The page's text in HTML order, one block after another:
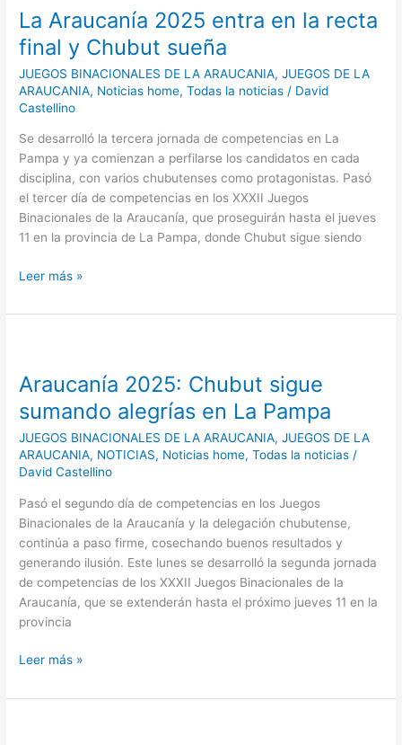
La Araucanía 2025 entra en la recta
final y Chubut sueña
JUEGOS BINACIONALES DE LA ARAUCANIA,JUEGOS DE LA
ARAUCANIA, Noticias home,Todas la noticias / David
Castellino
Se desarrolló la tercera jornada de competencias en La
Pampa y ya comienzan a perfilarse los candidatos en cada
disciplina, con varios chubutenses como protagonistas. Pasó
el tercer día de competencias en los XXXII Juegos
Binacionales de la Araucanía, que proseguirán hasta el jueves
11 en la provincia de La Pampa, donde Chubut sigue siendo
2025
entra
en
la
recta
final
y
Chubut
sueña
Leer más »
Araucanía 2025: Chubut sigue
sumando alegrías en La Pampa
JUEGOS BINACIONALES DE LA ARAUCANIA,JUEGOS DE LA
ARAUCANIA, NOTICIAS, Noticias home,Todas la noticias /
David Castellino
Pasó el segundo día de competencias en los Juegos
Binacionales de la Araucanía y la delegación chubutense,
continúa a paso firme, cosechando buenos resultados y
generando ilusión. Este lunes se desarrolló la segunda jornada
de competencias de los XXXII Juegos Binacionales de la
Araucanía, que se extenderán hasta el próximo jueves 11 en la
provincia
Chubut
sumando
alegrías
en
La
Pampa
Leer más »